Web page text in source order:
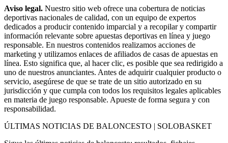
Aviso legal. Nuestro sitio web ofrece una cobertura de noticias
deportivas nacionales de calidad, con un equipo de expertos
dedicados a producir contenido imparcial y a recopilar y compartir
información relevante sobre apuestas deportivas en línea y juego
responsable. En nuestros contenidos realizamos acciones de
marketing y utilizamos enlaces de afiliados de casas de apuestas en
línea. Esto significa que, al hacer clic, es posible que sea redirigido a
uno de nuestros anunciantes. Antes de adquirir cualquier producto o
servicio, asegúrese de que se trate de un sitio autorizado en su
jurisdicción y que cumpla con todos los requisitos legales aplicables
en materia de juego responsable. Apueste de forma segura y con
responsabilidad.
ÚLTIMAS NOTICIAS DE BALONCESTO | SOLOBASKET